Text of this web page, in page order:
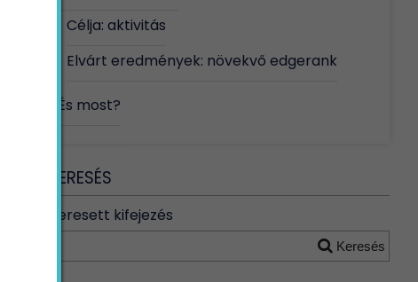
Célja: aktivitás
Elvárt eredmények: növekvő edgerank
És most?
KERESÉS
Keresett kifejezés
Keresés